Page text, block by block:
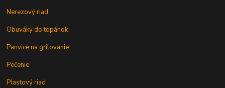
Nerezový riad
Obuváky do topánok
Panvice na grilovanie
Pečenie
Plastový riad